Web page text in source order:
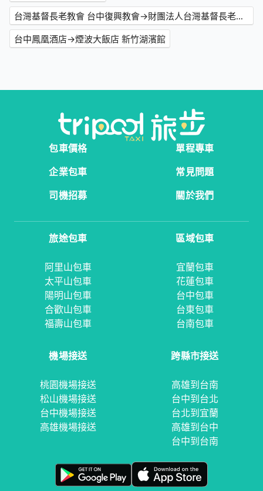
台灣基督長老教會 台中復興教會→財團法人台灣基督長老教會聖經書院附設築聖館
台中鳳凰酒店→煙波大飯店 新竹湖濱館
包車價格
單程專車
企業包車
常見問題
司機招募
關於我們
旅途包車
阿里山包車
太平山包車
陽明山包車
合歡山包車
福壽山包車
區域包車
宜蘭包車
花蓮包車
台中包車
台東包車
台南包車
機場接送
桃園機場接送
松山機場接送
台中機場接送
高雄機場接送
跨縣市接送
高雄到台南
台中到台北
台北到宜蘭
高雄到台中
台中到台南